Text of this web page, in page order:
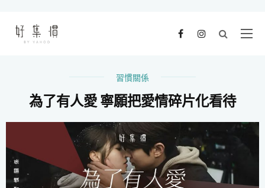
習慣關係
為了有人愛 寧願把愛情碎片化看待